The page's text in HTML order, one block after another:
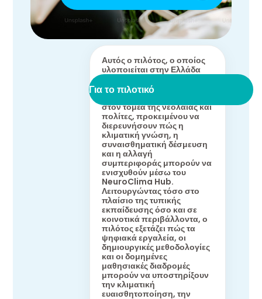
Για το πιλοτικό
Αυτός ο πιλότος, ο οποίος
υλοποιείται στην Ελλάδα
επαφή εκπαιδευτικούς,
στον τομέα της νεολαίας και
πολίτες, προκειμένου να
διερευνήσουν πώς η
κλιματική γνώση, η
συναισθηματική δέσμευση
και η αλλαγή
συμπεριφοράς μπορούν να
ενισχυθούν μέσω του
NeuroClima Hub.
Λειτουργώντας τόσο στο
πλαίσιο της τυπικής
εκπαίδευσης όσο και σε
κοινοτικά περιβάλλοντα, ο
πιλότος εξετάζει πώς τα
ψηφιακά εργαλεία, οι
δημιουργικές μεθοδολογίες
και οι δομημένες
μαθησιακές διαδρομές
μπορούν να υποστηρίξουν
την κλιματική
ευαισθητοποίηση, την